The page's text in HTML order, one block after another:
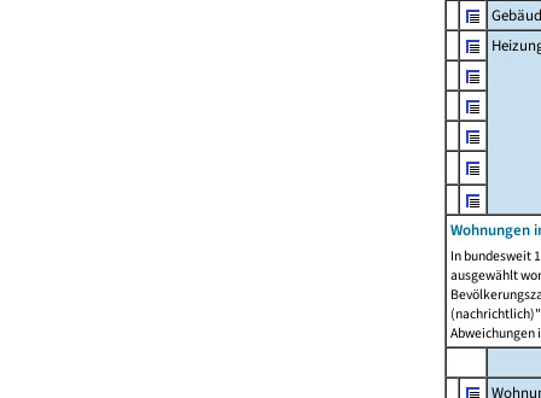
Wohnungen
In bundesweit
ausgewählt
Abweichungen